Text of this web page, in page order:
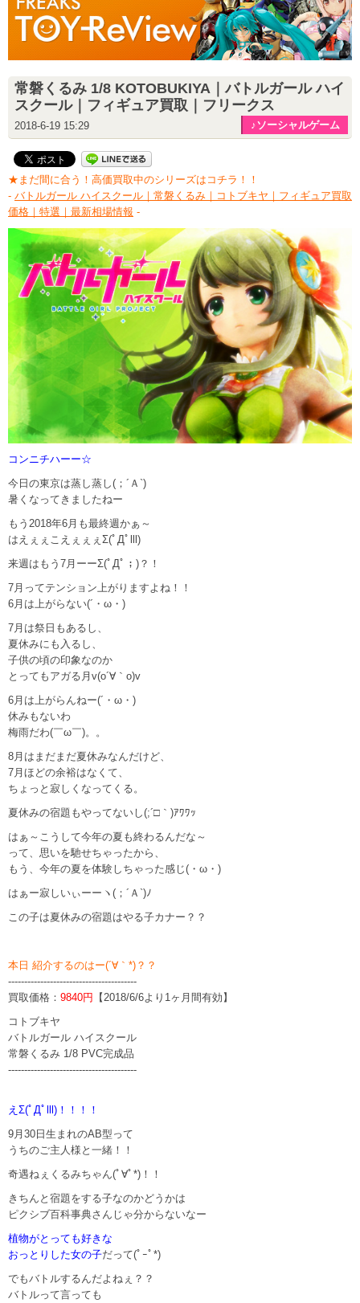
常磐くるみ 1/8 KOTOBUKIYA｜バトルガール ハイ
スクール｜フィギュア買取｜フリークス
2018-6-19 15:29 ♪ソーシャルゲーム
★まだ間に合う！高価買取中のシリーズはコチラ！！
- バトルガール ハイスクール｜常磐くるみ｜コトブキヤ｜フィギュア買取
価格｜特選｜最新相場情報 -
コンニチハーー☆
今日の東京は蒸し蒸し(；´Ａ`)
暑くなってきましたねー
もう2018年6月も最終週かぁ～
はえぇぇこえぇぇぇΣ(ﾟДﾟlll)
来週はもう7月ーーΣ(ﾟДﾟ；)？！
7月ってテンション上がりますよね！！
6月は上がらない(´・ω・)
7月は祭日もあるし、
夏休みにも入るし、
子供の頃の印象なのか
とってもアガる月v(o´∀｀o)v
6月は上がらんねー(´・ω・)
休みもないわ
梅雨だわ(￣ω￣)。。
8月はまだまだ夏休みなんだけど、
7月ほどの余裕はなくて、
ちょっと寂しくなってくる。
夏休みの宿題もやってないし(;´□｀)ｱﾜﾜｯ
はぁ～こうして今年の夏も終わるんだな～
って、思いを馳せちゃったから、
もう、今年の夏を体験しちゃった感じ(・ω・)
はぁー寂しいぃーーヽ(；´Ａ`)ﾉ
この子は夏休みの宿題はやる子カナー？？
本日 紹介するのはー(´∀｀*)？？
----------------------------------------
買取価格： 9840円
【2018/6/6より1ヶ月間有効】
コトブキヤ
バトルガール ハイスクール
常磐くるみ 1/8 PVC完成品
----------------------------------------
えΣ(ﾟДﾟlll)！！！！
9月30日生まれのAB型って
うちのご主人様と一緒！！
奇遇ねぇくるみちゃん(ﾟ∀ﾟ*)！！
きちんと宿題をする子なのかどうかは
ピクシブ百科事典さんじゃ分からないなー
植物がとっても好きな
おっとりした女の子だって(ﾟｰﾟ*)
でもバトルするんだよねぇ？？
バトルって言っても